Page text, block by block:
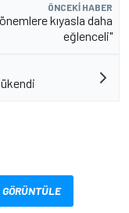
ÖNCEKI HABER
kıyasla daha
eğlenceli"